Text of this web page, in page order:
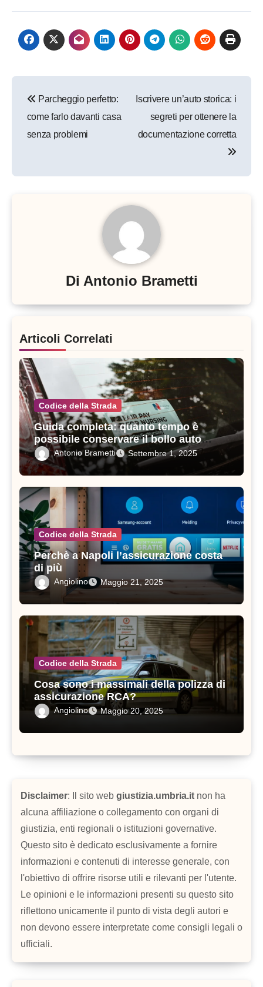
articoli
Parcheggio perfetto:
come farlo davanti casa
senza problemi
Iscrivere un’auto storica: i
segreti per ottenere la
documentazione corretta
Di Antonio Brametti
Articoli Correlati
Codice della Strada
Guida completa: quanto tempo è
possibile conservare il bollo auto
prima di pagare di nuovo?
Antonio Brametti Settembre 1, 2025
Codice della Strada
Perchè a Napoli l’assicurazione costa
di più
Angiolino Maggio 21, 2025
Codice della Strada
Cosa sono i massimali della polizza di
assicurazione RCA?
Angiolino Maggio 20, 2025
Disclaimer: Il sito web giustizia.umbria.it non ha
alcuna affiliazione o collegamento con organi di
giustizia, enti regionali o istituzioni governative.
Questo sito è dedicato esclusivamente a fornire
informazioni e contenuti di interesse generale, con
l'obiettivo di offrire risorse utili e rilevanti per l'utente.
Le opinioni e le informazioni presenti su questo sito
riflettono unicamente il punto di vista degli autori e
non devono essere interpretate come consigli legali o
ufficiali.